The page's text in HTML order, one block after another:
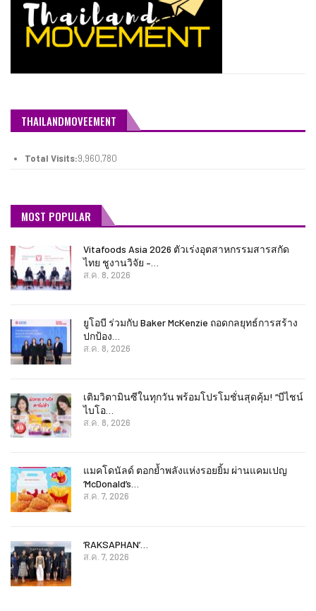
THAILANDMOVEEMENT
Total Visits:9,960,780
MOST POPULAR
Vitafoods Asia 2026 ตัวเร่งอุตสาหกรรมสารสกัด
ไทย ชูงานวิจัย –…
ส.ค. 8, 2026
ยูโอบี ร่วมกับ Baker McKenzie ถอดกลยุทธ์การสร้าง
ปกป้อง…
ส.ค. 8, 2026
เติมวิตามินซีในทุกวัน พร้อมโปรโมชั่นสุดคุ้ม! “บีไชน์
ไบโอ…
ส.ค. 8, 2026
แมคโดนัลด์ ตอกย้ำพลังแห่งรอยยิ้ม ผ่านแคมเปญ
‘McDonald’s…
ส.ค. 7, 2026
‘RAKSAPHAN’…
ส.ค. 7, 2026